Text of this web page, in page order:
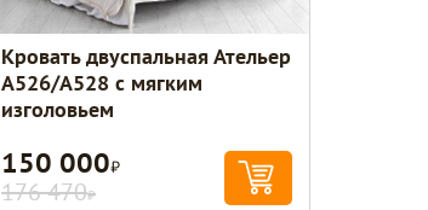
Кровать двуспальная Ательер
A526/A528 с мягким
изголовьем
150 000Р
176 470Р